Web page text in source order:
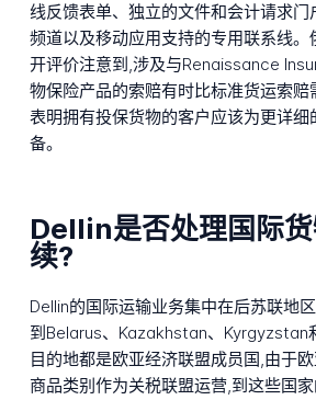
线反馈表单、独立的文件和会计请求
频道以及移动应用支持的专用联系线。
开评价注意到,涉及与Renaissance
物保险产品的索赔有时比标准货运索赔
表明拥有投保货物的客户应该为更详细
备。
Dellin是否处理国际
续?
Dellin的国际运输业务集中在后苏联地
到Belarus、Kazakhstan、Kyrgyzstan
目的地都是欧亚经济联盟成员国,由于
商品类别作为关税联盟运营,到这些国